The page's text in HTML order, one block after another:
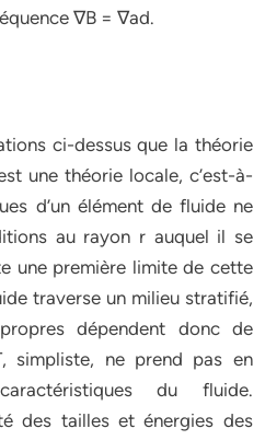
∇B = ∇ad.
ci-dessus que la théorie
une théorie locale, c’est-à-
d’un élément de fluide ne
au rayon r auquel il se
une première limite de cette
traverse un milieu stratifié,
dépendent donc de
simpliste, ne prend pas en
du fluide.
des tailles et énergies des